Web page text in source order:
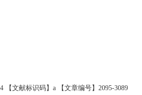
【文献标识码】a 【文章编号】2095-3089